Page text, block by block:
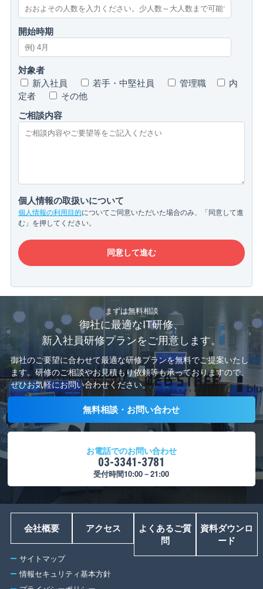
開始時期
対象者
新入社員 若手・中堅社員 管理職
内
定者
その他
ご相談内容
個人情報の取扱いについて
個人情報の利用目的についてご同意いただいた場合のみ、「同意して進
む」を押してください。
まずは無料相談
御社に最適なIT研修、
新入社員研修プランをご用意します。
御社のご要望に合わせて最適な研修プランを無料でご提案いたし
ます。 研修のご相談やお見積もり依頼等も承っておりますので、
ぜひお気軽にお問い合わせください。
無料相談・お問い合わせ
お電話でのお問い合わせ
03-3341-3781
受付時間10:00－21:00
サイトマップ
情報セキュリティ基本方針
会社概要 アクセス
よくあるご質
問
資料ダウンロ
ード